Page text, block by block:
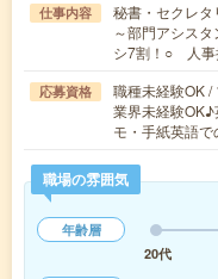
仕事内容
秘書・セクレタ
～部門アシス
シ7割！○ 人
応募資格
職種未経験OK /
業界未経験
モ・手紙英語
職場の雰囲気
年齢層
20代